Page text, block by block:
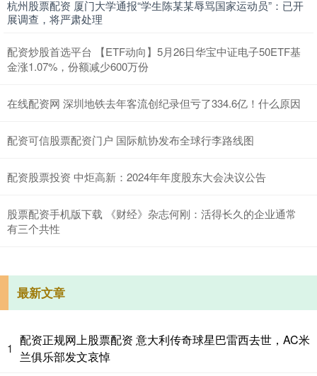
杭州股票配资 厦门大学通报“学生陈某某辱骂国家运动员”：已开
展调查，将严肃处理
配资炒股首选平台 【ETF动向】5月26日华宝中证电子50ETF基
金涨1.07%，份额减少600万份
在线配资网 深圳地铁去年客流创纪录但亏了334.6亿！什么原因
配资可信股票配资门户 国际航协发布全球行李路线图
配资股票投资 中炬高新：2024年年度股东大会决议公告
股票配资手机版下载 《财经》杂志何刚：活得长久的企业通常
有三个共性
最新文章
1
配资正规网上股票配资 意大利传奇球星巴雷西去世，AC米
兰俱乐部发文哀悼